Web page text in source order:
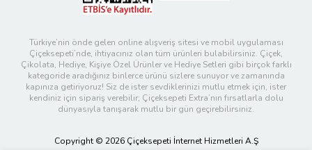
Türkiye’nin önde gelen online alışveriş sitesi ve mobil uygulaması
Çiçeksepeti’nde, ihtiyacınız olan tüm ürünleri bulabilirsiniz. Çiçek,
Çikolata, Hediye, Kişiye Özel Ürünler ve Hediye Setleri gibi birçok farklı
kategoride aradığınız binlerce ürünü sizlere sunuyor ve zamanında
kapınıza getiriyoruz! Siz de ister sevdiklerinizi mutlu etmek için, ister
kendiniz için sipariş verebilir; Çiçeksepeti Extra’nın fırsatlarla dolu
dünyasıyla tanışarak mutlu bir gün geçirebilirsiniz.
Copyright © 2026 Çiçeksepeti İnternet Hizmetleri A.Ş